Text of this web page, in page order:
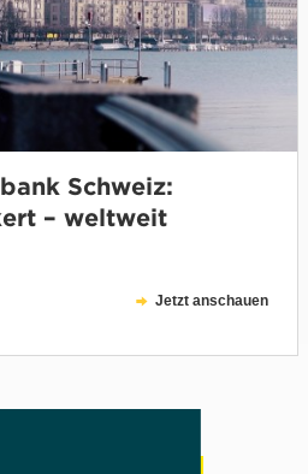
Schweiz:
– weltweit
Jetzt anschauen